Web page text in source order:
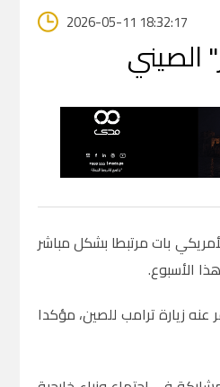
2026-05-11 18:32:17
الصيني
بات مرتبطا بشكل مباشر
الأسبوع.
زيارة ترامب للصين، مؤكدا